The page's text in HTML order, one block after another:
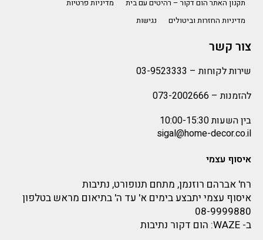
תקנון האתר הום דקור – רהיטים עם בית
מדיניות פרטיות
מדיניות החזרות וביטולים
נגישות
צור קשר
שירות לקוחות – 03-9523333
להזמנות – 073-2002666
בין השעות 10:00-15:30
sigal@home-decor.co.il
איסוף עצמי
רח' אברהם רוזנמן, מתחם תנופורט, נתיבות
איסוף עצמי יתבצע בימים א' עד ה' בתיאום מראש בטלפון
08-9999880
ב- WAZE: הום דקור נתיבות